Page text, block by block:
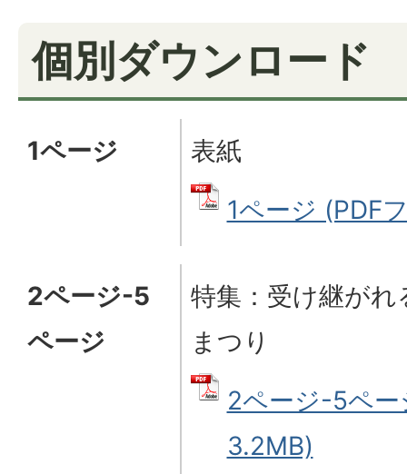
個別ダウンロード
1ページ
表紙
1ページ (PDF
2ページ-5
ページ
特集：受け継が
まつり
2ページ-5ペー
3.2MB)